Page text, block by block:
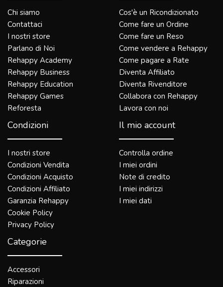
Chi siamo
Contattaci
I nostri store
Parlano di Noi
Rehappy Academy
Rehappy Business
Rehappy Education
Rehappy Games
Reforesta
Cos'è un Ricondizionato
Come fare un Ordine
Come fare un Reso
Come vendere a Rehappy
Come pagare a Rate
Diventa Affiliato
Diventa Rivenditore
Collabora con Rehappy
Lavora con noi
Condizioni
I nostri store
Condizioni Vendita
Condizioni Acquisto
Condizioni Affiliato
Garanzia Rehappy
Cookie Policy
Privacy Policy
Il mio account
Controlla ordine
I miei ordini
Note di credito
I miei indirizzi
I miei dati
Categorie
Accessori
Riparazioni